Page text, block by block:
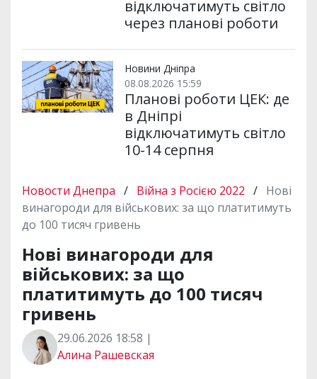
відключатимуть світло
через планові роботи
Новини Дніпра
08.08.2026 15:59
Планові роботи ЦЕК: де
в Дніпрі
відключатимуть світло
10-14 серпня
Новости Днепра / Війна з Росією 2022 / Нові
винагороди для військових: за що платитимуть
до 100 тисяч гривень
Нові винагороди для
військових: за що
платитимуть до 100 тисяч
гривень
29.06.2026 18:58 |
Алина Рашевская